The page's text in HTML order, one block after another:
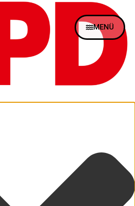
MENÜ